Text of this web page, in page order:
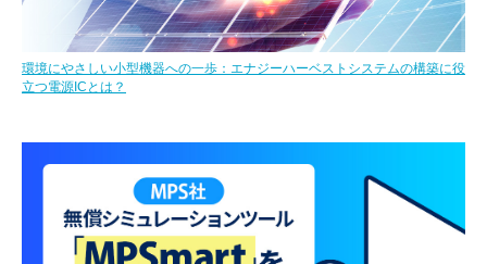
環境にやさしい小型機器への一歩：エナジーハーベストシステムの構築に役
立つ電源ICとは？